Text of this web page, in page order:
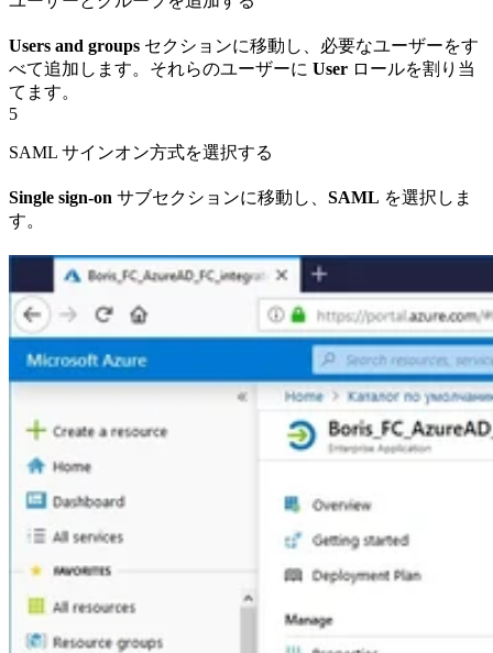
Users and groups セクションに移動し、必要なユーザーをす
べて追加します。それらのユーザーに User ロールを割り当
てます。
5
SAML サインオン方式を選択する
Single sign-on サブセクションに移動し、 SAML を選択しま
す。